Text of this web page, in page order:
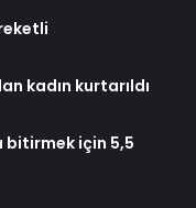
kadın kurtarıldı
bitirmek için 5,5